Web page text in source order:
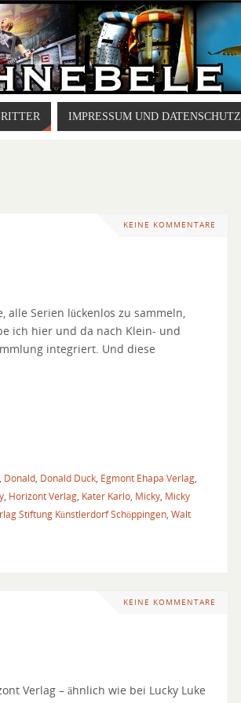
IMPRESSUM UND DATENSCHUTZ
KEINE KOMMENTARE
alle Serien lückenlos zu sammeln,
ich hier und da nach Klein- und
integriert. Und diese
Donald Donald Duck Egmont Ehapa Verlag
Horizont Verlag Kater Karlo Micky Micky
Stiftung Künstlerdorf Schöppingen Walt
KEINE KOMMENTARE
Verlag – ähnlich wie bei Lucky Luke